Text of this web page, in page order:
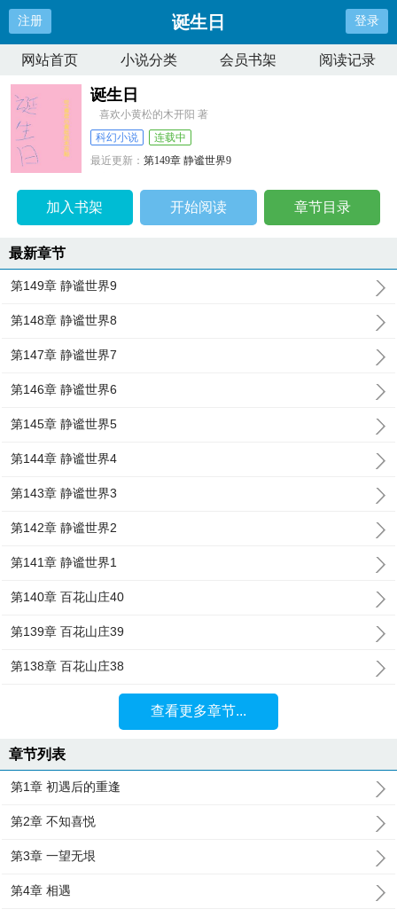
注册 诞生日 登录
网站首页 小说分类 会员书架 阅读记录
诞生日
喜欢小黄松的木开阳 著
科幻小说
连载中
最近更新：第149章 静谧世界9
加入书架 开始阅读 章节目录
最新章节
第149章 静谧世界9
第148章 静谧世界8
第147章 静谧世界7
第146章 静谧世界6
第145章 静谧世界5
第144章 静谧世界4
第143章 静谧世界3
第142章 静谧世界2
第141章 静谧世界1
第140章 百花山庄40
第139章 百花山庄39
第138章 百花山庄38
查看更多章节...
章节列表
第1章 初遇后的重逢
第2章 不知喜悦
第3章 一望无垠
第4章 相遇